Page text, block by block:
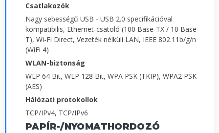
Csatlakozók
Nagy sebességű USB - USB 2.0 specifikációval
kompatibilis, Ethernet-csatoló (100 Base-TX / 10 Base-
T), Wi-Fi Direct, Vezeték nélküli LAN, IEEE 802.11b/g/n
(WiFi 4)
WLAN-biztonság
WEP 64 Bit, WEP 128 Bit, WPA PSK (TKIP), WPA2 PSK
(AES)
Hálózati protokollok
TCP/IPv4, TCP/IPv6
PAPÍR-/NYOMATHORDOZÓ